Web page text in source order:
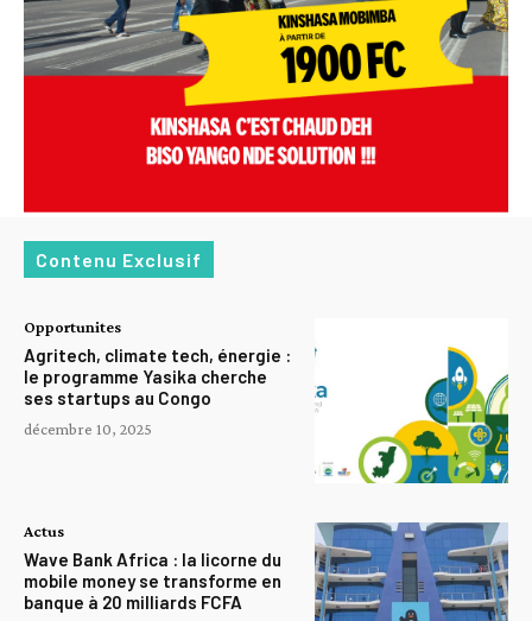
Contenu Exclusif
Opportunites
Agritech, climate tech, énergie :
le programme Yasika cherche
ses startups au Congo
décembre 10, 2025
Actus
Wave Bank Africa : la licorne du
mobile money se transforme en
banque à 20 milliards FCFA